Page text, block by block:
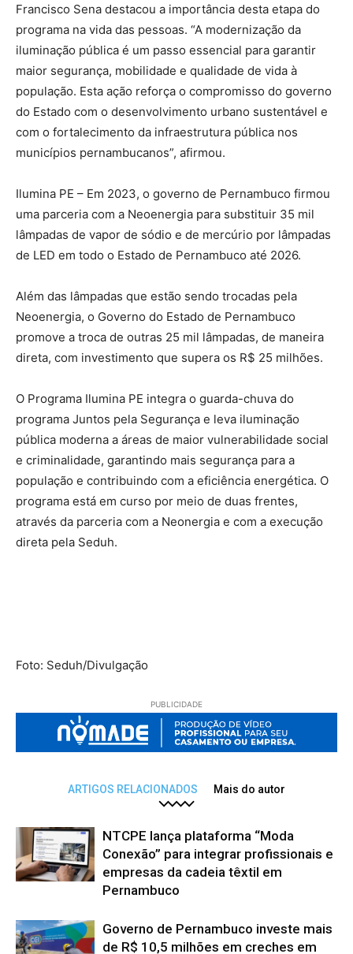
Francisco Sena destacou a importância desta etapa do
programa na vida das pessoas. “A modernização da
iluminação pública é um passo essencial para garantir
maior segurança, mobilidade e qualidade de vida à
população. Esta ação reforça o compromisso do governo
do Estado com o desenvolvimento urbano sustentável e
com o fortalecimento da infraestrutura pública nos
municípios pernambucanos”, afirmou.
Ilumina PE – Em 2023, o governo de Pernambuco firmou
uma parceria com a Neoenergia para substituir 35 mil
lâmpadas de vapor de sódio e de mercúrio por lâmpadas
de LED em todo o Estado de Pernambuco até 2026.
Além das lâmpadas que estão sendo trocadas pela
Neoenergia, o Governo do Estado de Pernambuco
promove a troca de outras 25 mil lâmpadas, de maneira
direta, com investimento que supera os R$ 25 milhões.
O Programa Ilumina PE integra o guarda-chuva do
programa Juntos pela Segurança e leva iluminação
pública moderna a áreas de maior vulnerabilidade social
e criminalidade, garantindo mais segurança para a
população e contribuindo com a eficiência energética. O
programa está em curso por meio de duas frentes,
através da parceria com a Neonergia e com a execução
direta pela Seduh.
Foto: Seduh/Divulgação
PUBLICIDADE
ARTIGOS RELACIONADOS Mais do autor
NTCPE lança plataforma “Moda
Conexão” para integrar profissionais e
empresas da cadeia têxtil em
Pernambuco
Governo de Pernambuco investe mais
de R$ 10,5 milhões em creches em